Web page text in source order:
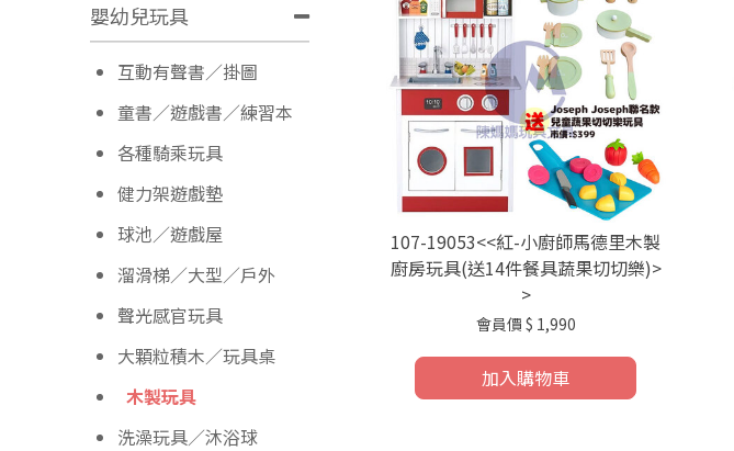
嬰幼兒玩具
互動有聲書／掛圖
童書／遊戲書／練習本
各種騎乘玩具
健力架遊戲墊
球池／遊戲屋
溜滑梯／大型／戶外
聲光感官玩具
大顆粒積木／玩具桌
木製玩具
洗澡玩具／沐浴球
107-19053<<紅-小廚師馬德里木製
廚房玩具(送14件餐具蔬果切切樂)>
>
會員價 $ 1,990
加入購物車